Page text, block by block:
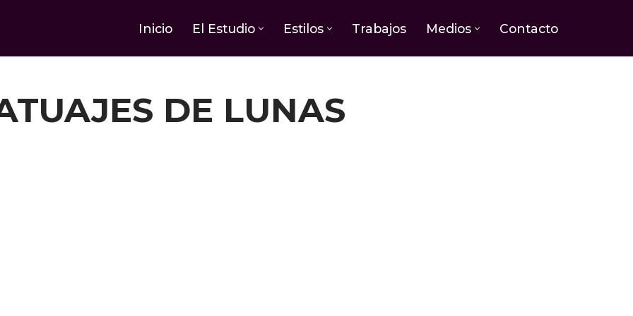
Inicio El Estudio Estilos Trabajos Medios Contacto
DE LUNAS